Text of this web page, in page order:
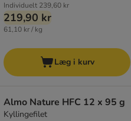
Individuelt 239,60 kr
219,90 kr
61,10 kr / kg
Læg i kurv
Almo Nature HFC 12 x 95 g
Kyllingefilet